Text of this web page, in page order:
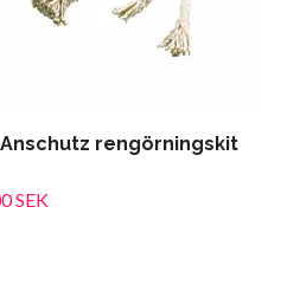
Anschutz rengörningskit
SEK